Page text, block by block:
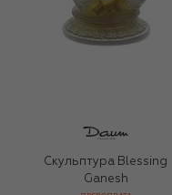
Скульптура Blessing
Ganesh